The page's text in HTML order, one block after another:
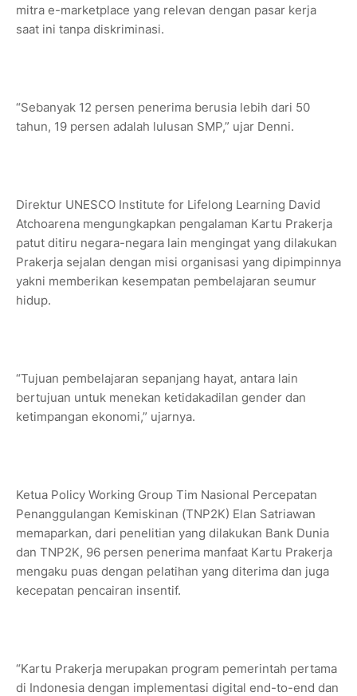
mitra e-marketplace yang relevan dengan pasar kerja
saat ini tanpa diskriminasi.
“Sebanyak 12 persen penerima berusia lebih dari 50
tahun, 19 persen adalah lulusan SMP,” ujar Denni.
Direktur UNESCO Institute for Lifelong Learning David
Atchoarena mengungkapkan pengalaman Kartu Prakerja
patut ditiru negara-negara lain mengingat yang dilakukan
Prakerja sejalan dengan misi organisasi yang dipimpinnya
yakni memberikan kesempatan pembelajaran seumur
hidup.
“Tujuan pembelajaran sepanjang hayat, antara lain
bertujuan untuk menekan ketidakadilan gender dan
ketimpangan ekonomi,” ujarnya.
Ketua Policy Working Group Tim Nasional Percepatan
Penanggulangan Kemiskinan (TNP2K) Elan Satriawan
memaparkan, dari penelitian yang dilakukan Bank Dunia
dan TNP2K, 96 persen penerima manfaat Kartu Prakerja
mengaku puas dengan pelatihan yang diterima dan juga
kecepatan pencairan insentif.
“Kartu Prakerja merupakan program pemerintah pertama
di Indonesia dengan implementasi digital end-to-end dan